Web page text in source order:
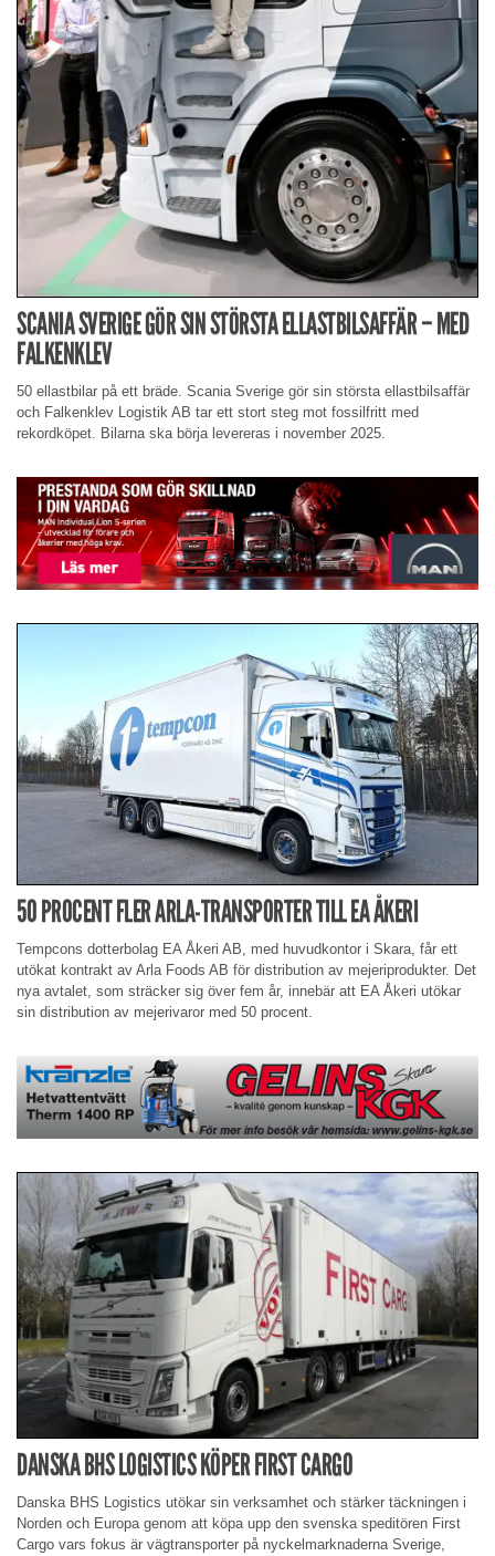
SCANIA SVERIGE GÖR SIN STÖRSTA ELLASTBILSAFFÄR – MED
FALKENKLEV
50 ellastbilar på ett bräde. Scania Sverige gör sin största ellastbilsaffär
och Falkenklev Logistik AB tar ett stort steg mot fossilfritt med
rekordköpet. Bilarna ska börja levereras i november 2025.
50 PROCENT FLER ARLA-TRANSPORTER TILL EA ÅKERI
Tempcons dotterbolag EA Åkeri AB, med huvudkontor i Skara, får ett
utökat kontrakt av Arla Foods AB för distribution av mejeriprodukter. Det
nya avtalet, som sträcker sig över fem år, innebär att EA Åkeri utökar
sin distribution av mejerivaror med 50 procent.
DANSKA BHS LOGISTICS KÖPER FIRST CARGO
Danska BHS Logistics utökar sin verksamhet och stärker täckningen i
Norden och Europa genom att köpa upp den svenska speditören First
Cargo vars fokus är vägtransporter på nyckelmarknaderna Sverige,